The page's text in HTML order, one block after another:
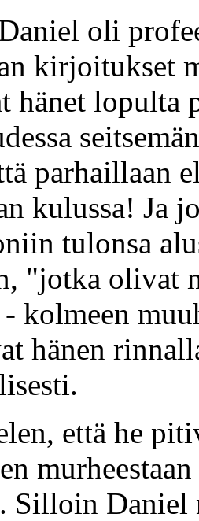
oli
kirjoitukset
hänet lopulta
parhaillaan
kulussa! Ja
tulonsa
"jotka olivat
kolmeen
hänen
että he
Silloin Daniel